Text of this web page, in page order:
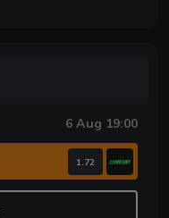
6 Aug 19:00
1.72